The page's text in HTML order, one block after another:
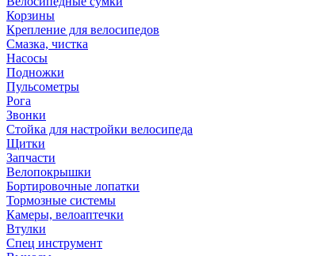
Корзины
Крепление для велосипедов
Смазка, чистка
Насосы
Подножки
Пульсометры
Рога
Звонки
Стойка для настройки велосипеда
Щитки
Запчасти
Велопокрышки
Бортировочные лопатки
Тормозные системы
Камеры, велоаптечки
Втулки
Спец инструмент